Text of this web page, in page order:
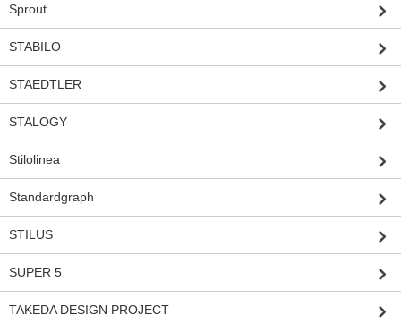
Sprout
STABILO
STAEDTLER
STALOGY
Stilolinea
Standardgraph
STILUS
SUPER 5
TAKEDA DESIGN PROJECT